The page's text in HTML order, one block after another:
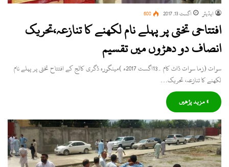
ایڈیٹر اگست 13, 2017 600
افتتاحی تختی پر پہلے نام لکھنے کا تنازعہ،تحریک
انصاف دو دھڑوں میں تقسیم
سوات (زما سوات ڈاٹ کام ۔13اگست 2017ء )مینگورہ ڈگری کالج کے افتتاح تختی پر پہلے نام
لکھنے کا تنازعہ، تحریک…
» مزید پڑھیں